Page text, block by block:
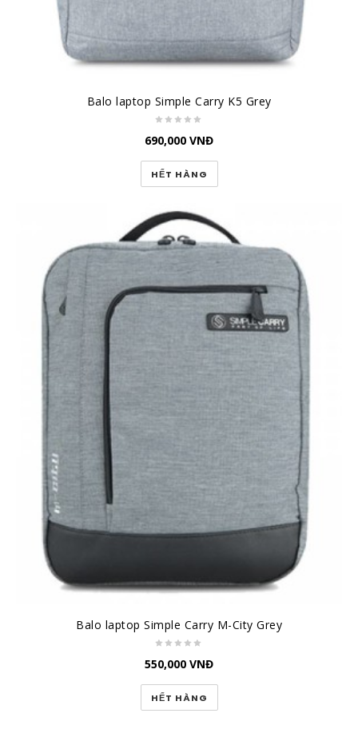
Balo laptop Simple Carry K5 Grey
690,000 VNĐ
HẾT HÀNG
Balo laptop Simple Carry M-City Grey
550,000 VNĐ
HẾT HÀNG